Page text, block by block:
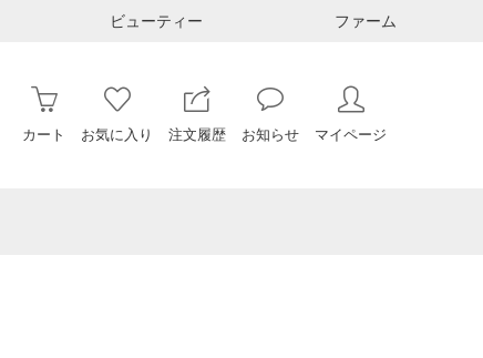
ビューティー ファーム
カート お気に入り 注文履歴 お知らせ マイページ